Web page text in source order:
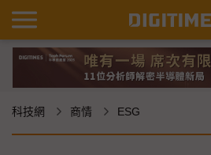
科技網 商情 ESG